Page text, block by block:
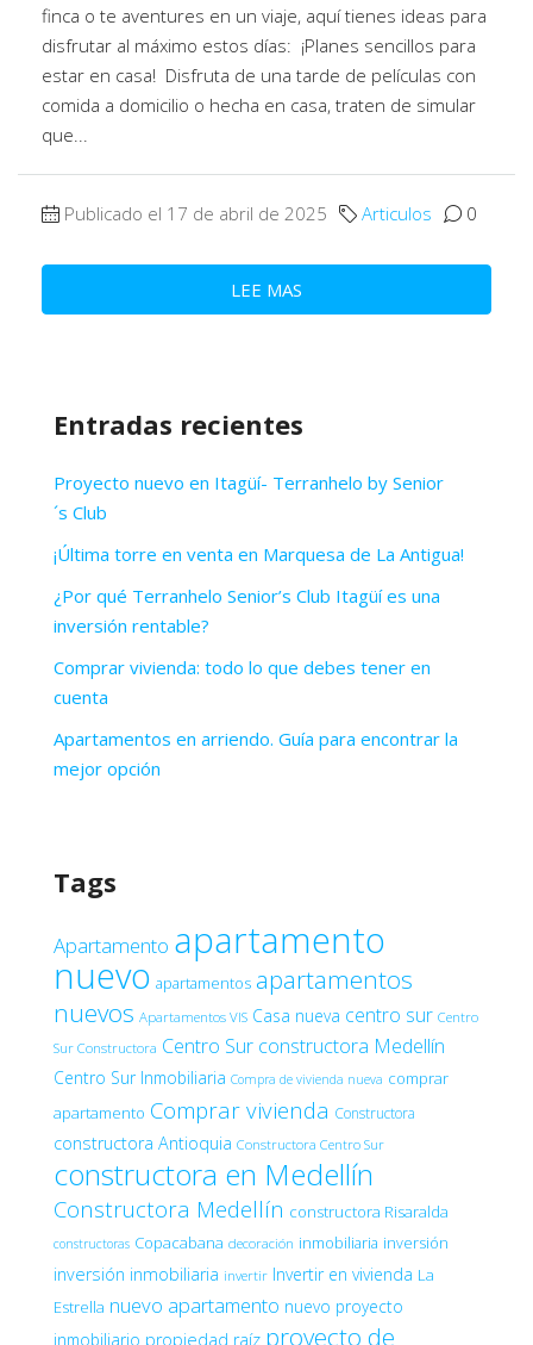
finca o te aventures en un viaje, aquí tienes ideas para
disfrutar al máximo estos días: ¡Planes sencillos para
estar en casa! Disfruta de una tarde de películas con
comida a domicilio o hecha en casa, traten de simular
que...
Publicado el 17 de abril de 2025 Articulos 0
LEE MAS
Entradas recientes
Proyecto nuevo en Itagüí- Terranhelo by Senior
´s Club
¡Última torre en venta en Marquesa de La Antigua!
¿Por qué Terranhelo Senior’s Club Itagüí es una
inversión rentable?
Comprar vivienda: todo lo que debes tener en
cuenta
Apartamentos en arriendo. Guía para encontrar la
mejor opción
Tags
Apartamento apartamento
nuevo apartamentos apartamentos
nuevos Apartamentos VIS Casa nueva centro sur Centro
Sur Constructora Centro Sur constructora Medellín
Centro Sur Inmobiliaria Compra de vivienda nueva comprar
apartamento Comprar vivienda Constructora
constructora Antioquia Constructora Centro Sur
constructora en Medellín
Constructora Medellín constructora Risaralda
constructoras Copacabana decoración inmobiliaria inversión
inversión inmobiliaria invertir Invertir en vivienda La
Estrella nuevo apartamento nuevo proyecto
inmobiliario propiedad raíz proyecto de